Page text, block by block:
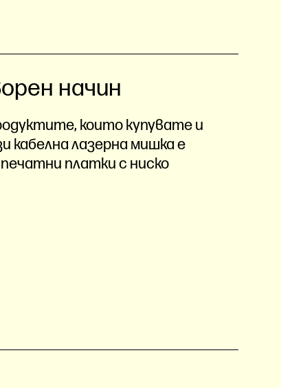
начин
които купувате и
кабелна лазерна мишка е
платки с ниско